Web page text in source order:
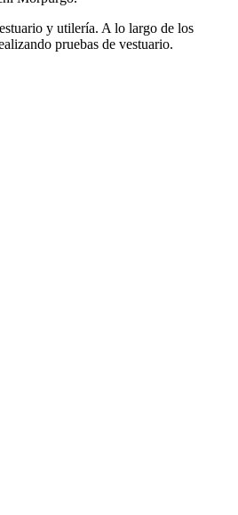
y utilería. A lo largo de los
pruebas de vestuario.